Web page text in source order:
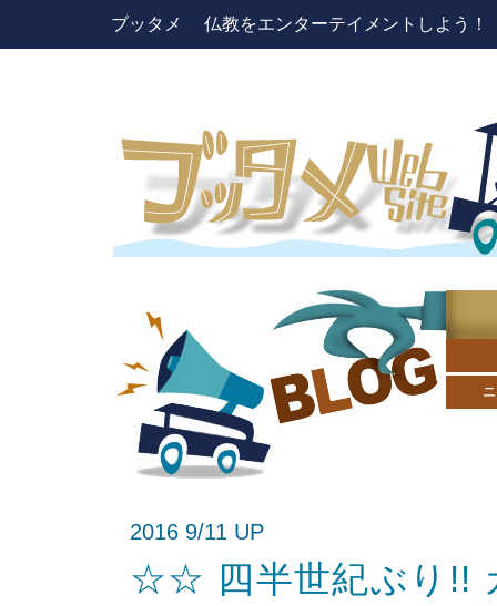
ブッタメ 仏教をエンターテイメントしよう
2016 9/11 UP
☆☆ 四半世紀ぶり!!